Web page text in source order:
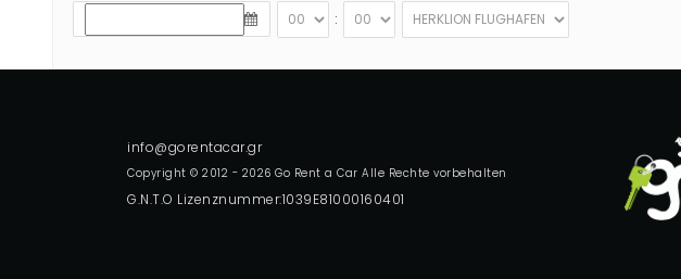
:
Copyright © 2012 - 2026 Go Rent a Car Alle Rechte vorbehalten
G.N.T.O Lizenznummer:1039E81000160401